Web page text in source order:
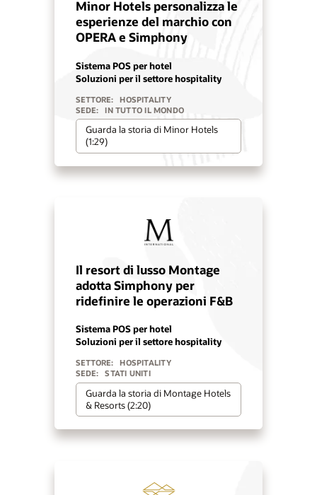
Minor Hotels personalizza le
esperienze del marchio con
OPERA e Simphony
Sistema POS per hotel
Soluzioni per il settore hospitality
SETTORE:
HOSPITALITY
SEDE:
IN TUTTO IL MONDO
Guarda la storia di Minor Hotels
(1:29)
Il resort di lusso Montage
adotta Simphony per
ridefinire le operazioni F&B
Sistema POS per hotel
Soluzioni per il settore hospitality
SETTORE:
HOSPITALITY
SEDE:
STATI UNITI
Guarda la storia di Montage Hotels
& Resorts (2:20)